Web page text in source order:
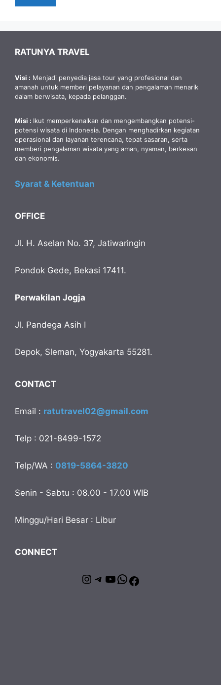
RATUNYA TRAVEL
Visi : Menjadi penyedia jasa tour yang profesional dan
amanah untuk memberi pelayanan dan pengalaman menarik
dalam berwisata, kepada pelanggan.
Misi : Ikut memperkenalkan dan mengembangkan potensi-
potensi wisata di Indonesia. Dengan menghadirkan kegiatan
operasional dan layanan terencana, tepat sasaran, serta
memberi pengalaman wisata yang aman, nyaman, berkesan
dan ekonomis.
Syarat & Ketentuan
OFFICE
Jl. H. Aselan No. 37, Jatiwaringin
Pondok Gede, Bekasi 17411.
Perwakilan Jogja
Jl. Pandega Asih I
Depok, Sleman, Yogyakarta 55281.
CONTACT
Email : ratutravel02@gmail.com
Telp : 021-8499-1572
Telp/WA : 0819-5864-3820
Senin - Sabtu : 08.00 - 17.00 WIB
Minggu/Hari Besar : Libur
CONNECT
Instagram
Telegram
YouTube
WhatsApp